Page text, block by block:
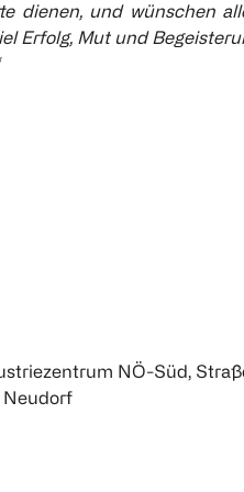
dienen, und wünschen
Erfolg, Mut und
NÖ-Süd,
Neudorf